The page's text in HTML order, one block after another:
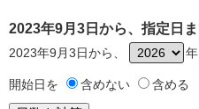
2023年9月3日から、指定日
2023年9月3日から、 年
開始日を 含めない 含める